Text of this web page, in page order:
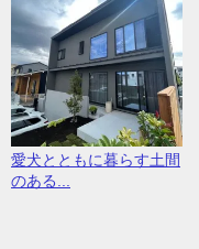
愛犬とともに暮らす土間
のある...